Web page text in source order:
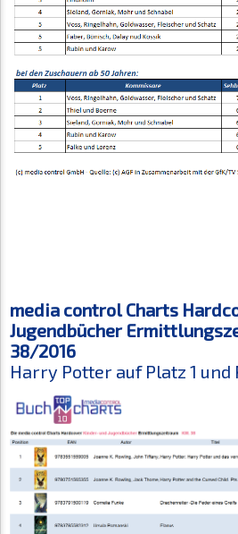
media control Charts
Jugendbücher
38/2016
Harry Potter auf Platz 1 und